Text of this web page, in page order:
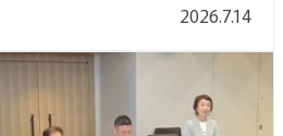
2026.7.14